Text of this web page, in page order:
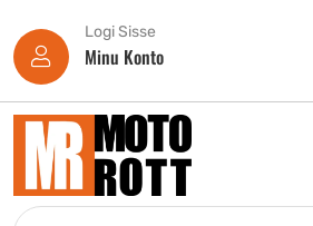
Logi Sisse
Minu Konto